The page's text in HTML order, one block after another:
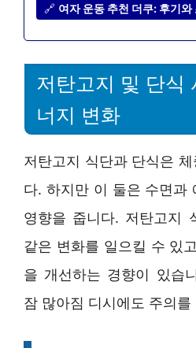
🔗 여자 운동 추천 더쿠: 후기
저탄고지 및 단식
너지 변화
저탄고지 식단과 단식은
다. 하지만 이 둘은 수면과
영향을 줍니다. 저탄고지
같은 변화를 일으킬 수 있
을 개선하는 경향이 있습
잠 많아짐 디시에도 주의